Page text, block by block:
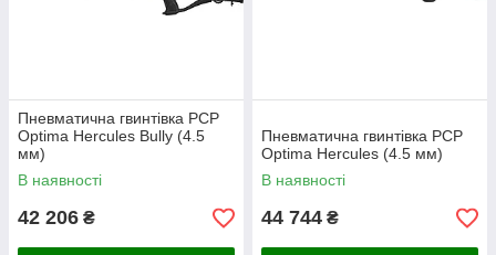
Пневматична гвинтівка PCP
Optima Hercules Bully (4.5
мм)
В наявності
42 206 ₴
Пневматична гвинтівка PCP
Optima Hercules (4.5 мм)
В наявності
44 744 ₴